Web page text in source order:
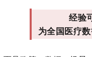
经验
为全国医疗